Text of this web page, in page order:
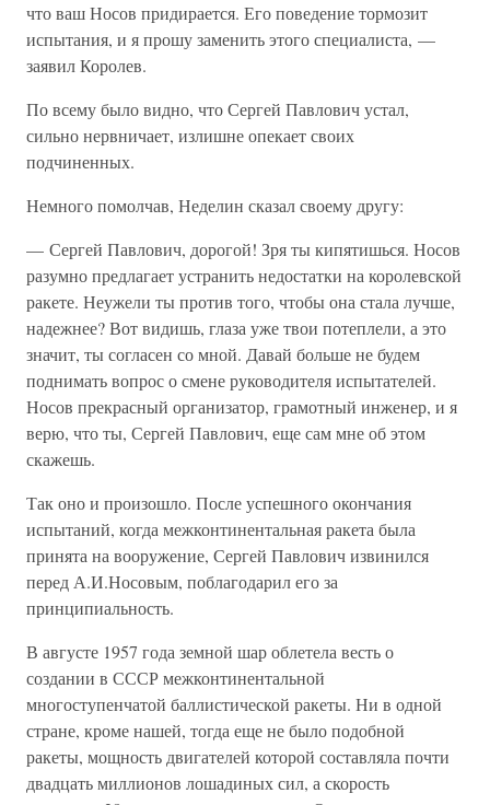
что ваш Носов придирается. Его поведение тормозит
испытания, и я прошу заменить этого специалиста, —
заявил Королев.
По всему было видно, что Сергей Павлович устал,
сильно нервничает, излишне опекает своих
подчиненных.
Немного помолчав, Неделин сказал своему другу:
— Сергей Павлович, дорогой! Зря ты кипятишься. Носов
разумно предлагает устранить недостатки на королевской
ракете. Неужели ты против того, чтобы она стала лучше,
надежнее? Вот видишь, глаза уже твои потеплели, а это
значит, ты согласен со мной. Давай больше не будем
поднимать вопрос о смене руководителя испытателей.
Носов прекрасный организатор, грамотный инженер, и я
верю, что ты, Сергей Павлович, еще сам мне об этом
скажешь.
Так оно и произошло. После успешного окончания
испытаний, когда межконтинентальная ракета была
принята на вооружение, Сергей Павлович извинился
перед А.И.Носовым, поблагодарил его за
принципиальность.
В августе 1957 года земной шар облетела весть о
создании в СССР межконтинентальной
многоступенчатой баллистической ракеты. Ни в одной
стране, кроме нашей, тогда еще не было подобной
ракеты, мощность двигателей которой составляла почти
двадцать миллионов лошадиных сил, а скорость